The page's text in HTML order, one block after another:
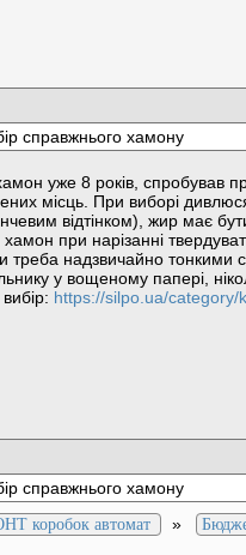
справжнього хамону
уже 8 років, спробував
місць. При виборі
відтінком), жир має
хамон при нарізанні
треба надзвичайно
у вощеному папері,
https://silpo.ua/category/
справжнього хамону
коробок автомат »